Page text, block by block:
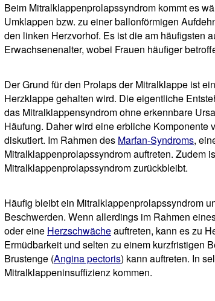
Beim Mitralklappenprolapssyndrom kommt es
Umklappen bzw. zu einer ballonförmigen
den linken Herzvorhof. Es ist die am häufigsten
Erwachsenenalter, wobei Frauen häufiger
Der Grund für den Prolaps der Mitralklappe ist
Herzklappe gehalten wird. Die eigentliche
das Mitralklappensyndrom ohne erkennbare
Häufung. Daher wird eine erbliche
diskutiert. Im Rahmen des Marfan-Syndroms,
Mitralklappenprolapssyndrom auftreten. Zudem
Mitralklappenprolapssyndrom zurückbleibt.
Häufig bleibt ein Mitralklappenprolapssyndrom
Beschwerden. Wenn allerdings im Rahmen
oder eine Herzschwächeauftreten, kann es zu
Ermüdbarkeit und selten zu einem kurzfristigen
Brustenge (Angina pectoris) kann auftreten. In
Mitralklappeninsuffizienz kommen.